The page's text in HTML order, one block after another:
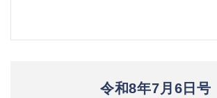
令和8年7月6日号